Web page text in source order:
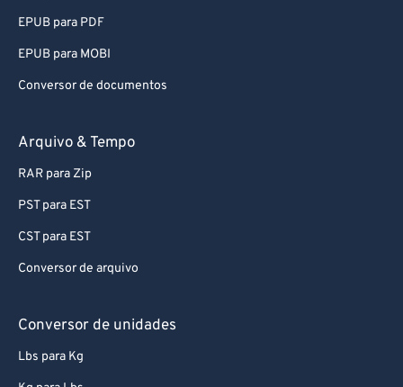
EPUB para PDF
EPUB para MOBI
Conversor de documentos
Arquivo & Tempo
RAR para Zip
PST para EST
CST para EST
Conversor de arquivo
Conversor de unidades
Lbs para Kg